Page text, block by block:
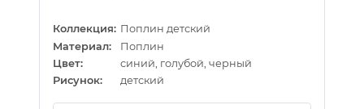
Коллекция: Поплин детский
Материал:
Поплин
Цвет:
синий, голубой, черный
Рисунок:
детский